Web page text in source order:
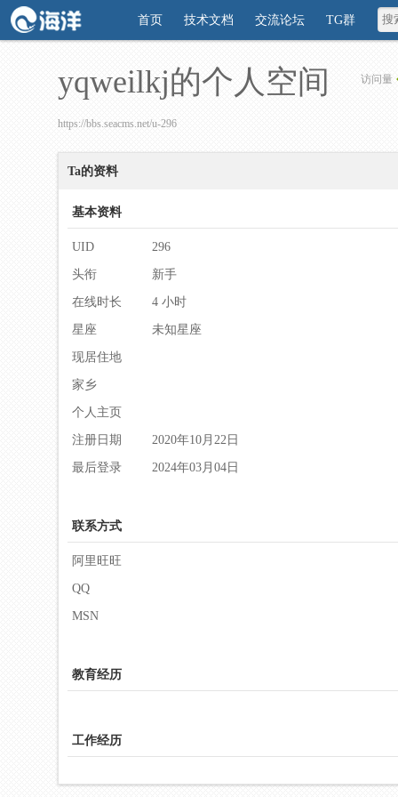
首页 技术文档 交流论坛 TG群
yqweilkj的个人空间 访问量
https://bbs.seacms.net/u-296
Ta的资料
基本资料
UID 296
头衔 新手
在线时长 4 小时
星座 未知星座
现居住地
家乡
个人主页
注册日期 2020年10月22日
最后登录 2024年03月04日
联系方式
阿里旺旺
QQ
MSN
教育经历
工作经历